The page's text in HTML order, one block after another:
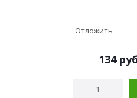
Отложить
134